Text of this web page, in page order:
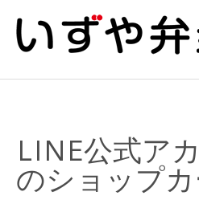
LINE公式ア
のショップ